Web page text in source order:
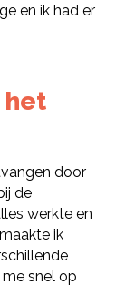
en ik had er
het
door
de
werkte en
ik
snel op